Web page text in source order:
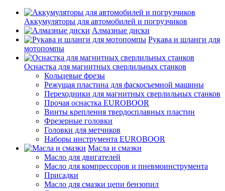
Аккумуляторы для автомобилей и погрузчиков
Алмазные диски
Рукава и шланги для
мотопомпы
Оснастка для магнитных сверлильных станков
Кольцевые фрезы
Режущая пластина для фаскосъемной машины
Переходники для магнитных сверлильных станков
Прочая оснастка EUROBOOR
Винты крепления твердосплавных пластин
Фрезерные головки
Головки для метчиков
Наборы инструмента EUROBOOR
Масла и смазки
Масло для двигателей
Масло для компрессоров и пневмоинструмента
Присадки
Масло для смазки цепи бензопил